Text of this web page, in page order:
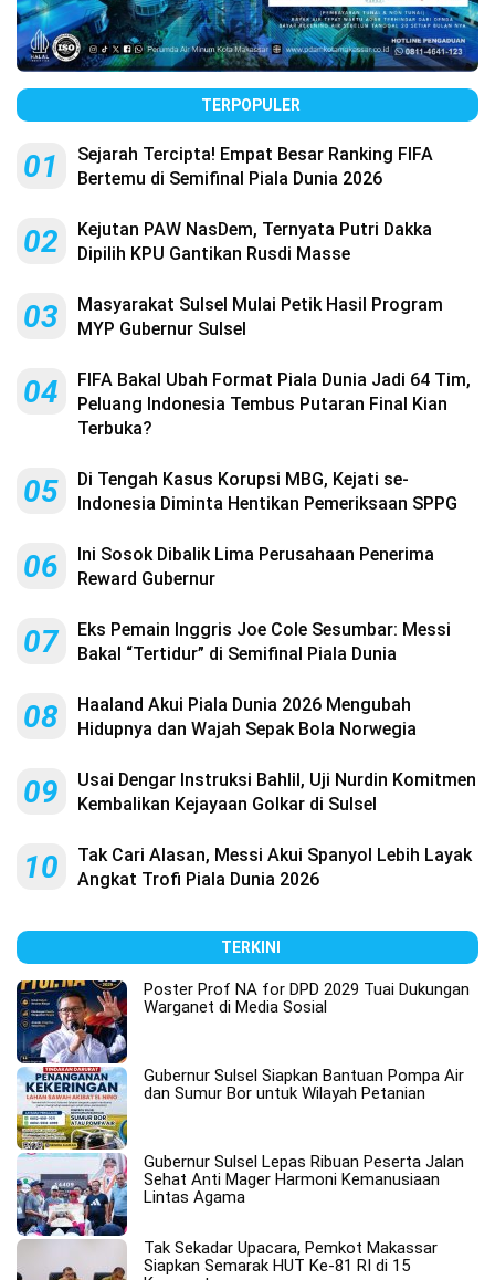
TERPOPULER
01
Sejarah Tercipta! Empat Besar Ranking FIFA
Bertemu di Semifinal Piala Dunia 2026
02
Kejutan PAW NasDem, Ternyata Putri Dakka
Dipilih KPU Gantikan Rusdi Masse
03
Masyarakat Sulsel Mulai Petik Hasil Program
MYP Gubernur Sulsel
04
FIFA Bakal Ubah Format Piala Dunia Jadi 64 Tim,
Peluang Indonesia Tembus Putaran Final Kian
Terbuka?
05
Di Tengah Kasus Korupsi MBG, Kejati se-
Indonesia Diminta Hentikan Pemeriksaan SPPG
06
Ini Sosok Dibalik Lima Perusahaan Penerima
Reward Gubernur
07
Eks Pemain Inggris Joe Cole Sesumbar: Messi
Bakal “Tertidur” di Semifinal Piala Dunia
08
Haaland Akui Piala Dunia 2026 Mengubah
Hidupnya dan Wajah Sepak Bola Norwegia
09
Usai Dengar Instruksi Bahlil, Uji Nurdin Komitmen
Kembalikan Kejayaan Golkar di Sulsel
10
Tak Cari Alasan, Messi Akui Spanyol Lebih Layak
Angkat Trofi Piala Dunia 2026
TERKINI
Poster Prof NA for DPD 2029 Tuai Dukungan
Warganet di Media Sosial
Gubernur Sulsel Siapkan Bantuan Pompa Air
dan Sumur Bor untuk Wilayah Petanian
Gubernur Sulsel Lepas Ribuan Peserta Jalan
Sehat Anti Mager Harmoni Kemanusiaan
Lintas Agama
Tak Sekadar Upacara, Pemkot Makassar
Siapkan Semarak HUT Ke-81 RI di 15